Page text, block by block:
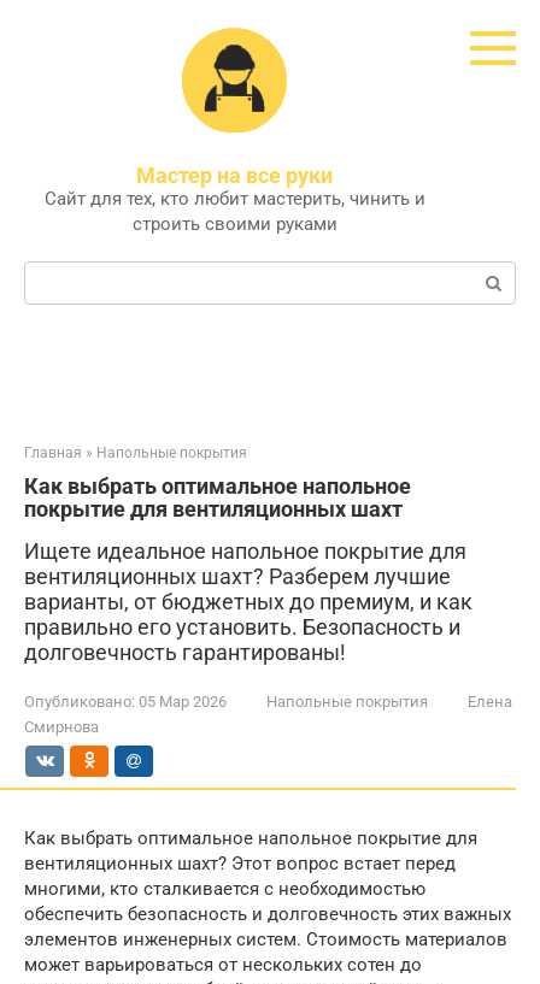
Мастер на все руки
Сайт для тех, кто любит мастерить, чинить и
строить своими руками
Поиск:
Главная » Напольные покрытия
Как выбрать оптимальное напольное
покрытие для вентиляционных шахт
Ищете идеальное напольное покрытие для
вентиляционных шахт? Разберем лучшие
варианты, от бюджетных до премиум, и как
правильно его установить. Безопасность и
долговечность гарантированы!
Опубликовано: 05 Мар 2026 Напольные покрытия
Елена
Смирнова
Как выбрать оптимальное напольное покрытие для
вентиляционных шахт? Этот вопрос встает перед
многими, кто сталкивается с необходимостью
обеспечить безопасность и долговечность этих важных
элементов инженерных систем. Стоимость материалов
может варьироваться от нескольких сотен до